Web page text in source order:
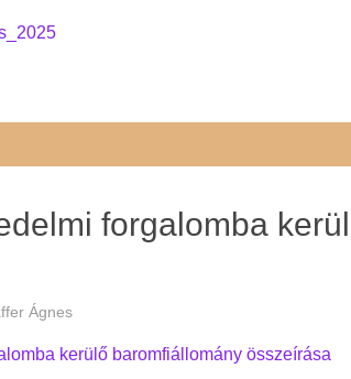
forgalomba
Ágnes
kerülő baromfiállomány összeírása